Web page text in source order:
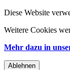
Diese Website
Weitere Cookies
Mehr dazu in
Ablehnen